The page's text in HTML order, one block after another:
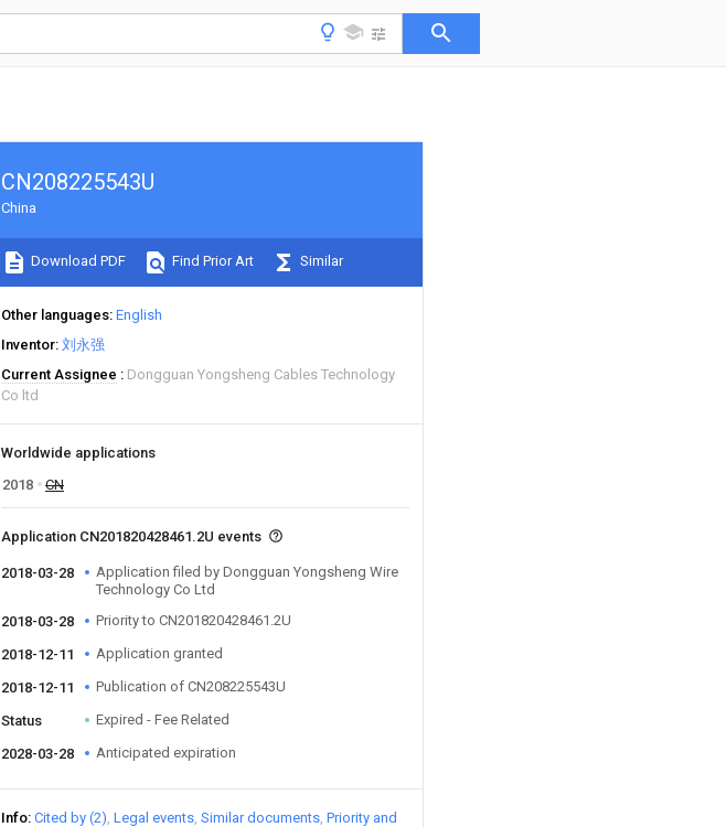
CN208225543U
China
Download PDF Find Prior Art Similar
Other languages English
Inventor 刘永强
Current Assignee
Dongguan Yongsheng Cables Technology
Co ltd
Worldwide applications
2018
CN
Application CN201820428461.2U events
2018-03-28
Application filed by Dongguan Yongsheng Wire
Technology Co Ltd
2018-03-28
Priority to CN201820428461.2U
2018-12-11 Application granted
2018-12-11 Publication of CN208225543U
Status Expired - Fee Related
2028-03-28 Anticipated expiration
Info Cited by (2) Legal events Similar documents Priority and